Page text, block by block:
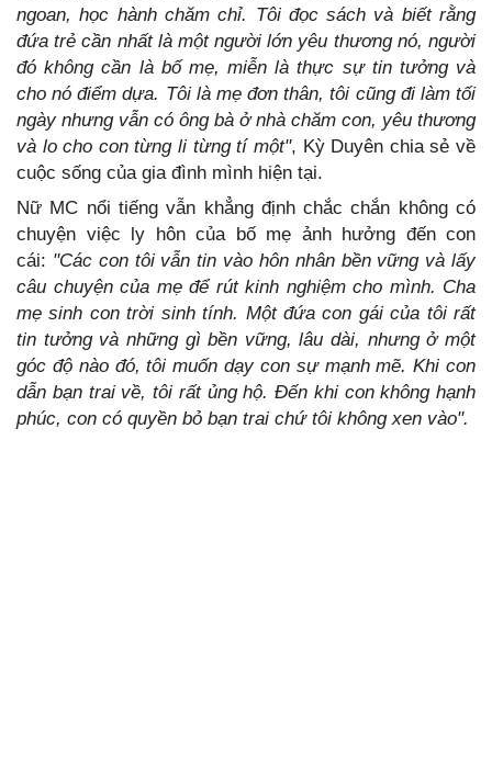
ngoan, học hành chăm chỉ. Tôi đọc sách và biết rằng
đứa trẻ cần nhất là một người lớn yêu thương nó, người
đó không cần là bố mẹ, miễn là thực sự tin tưởng và
cho nó điểm dựa. Tôi là mẹ đơn thân, tôi cũng đi làm tối
ngày nhưng vẫn có ông bà ở nhà chăm con, yêu thương
và lo cho con từng li từng tí một", Kỳ Duyên chia sẻ về
cuộc sống của gia đình mình hiện tại.
Nữ MC nổi tiếng vẫn khẳng định chắc chắn không có
chuyện việc ly hôn của bố mẹ ảnh hưởng đến con
cái: "Các con tôi vẫn tin vào hôn nhân bền vững và lấy
câu chuyện của mẹ để rút kinh nghiệm cho mình. Cha
mẹ sinh con trời sinh tính. Một đứa con gái của tôi rất
tin tưởng và những gì bền vững, lâu dài, nhưng ở một
góc độ nào đó, tôi muốn dạy con sự mạnh mẽ. Khi con
dẫn bạn trai về, tôi rất ủng hộ. Đến khi con không hạnh
phúc, con có quyền bỏ bạn trai chứ tôi không xen vào".